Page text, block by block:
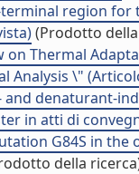
region
(Prodotto
on Thermal
Analysis \"
and denaturant-
in atti di
G84S in
della